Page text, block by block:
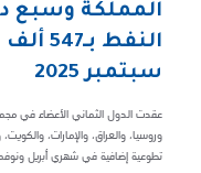
المملكة وسبع
النفط
سبتمبر 2025
عقدت الدول الثماني الأعضاء في
وروسيا، والعراق، والإمارات،
تطوعية إضافية في شهري أبريل ونوفمبر من عام